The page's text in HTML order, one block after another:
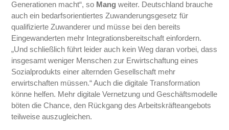
Generationen macht“, so Mang weiter. Deutschland brauche
auch ein bedarfsorientiertes Zuwanderungsgesetz für
qualifizierte Zuwanderer und müsse bei den bereits
Eingewanderten mehr Integrationsbereitschaft einfordern.
„Und schließlich führt leider auch kein Weg daran vorbei, dass
insgesamt weniger Menschen zur Erwirtschaftung eines
Sozialprodukts einer alternden Gesellschaft mehr
erwirtschaften müssen.“ Auch die digitale Transformation
könne helfen. Mehr digitale Vernetzung und Geschäftsmodelle
böten die Chance, den Rückgang des Arbeitskräfteangebots
teilweise auszugleichen.